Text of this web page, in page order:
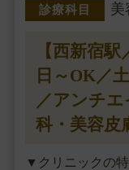
診療科目 美
【西新宿
日～OK／
／アンチ
科・美容
▼クリニックの